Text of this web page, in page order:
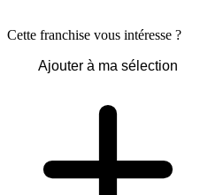
Cette franchise vous intéresse ?
Ajouter à ma sélection